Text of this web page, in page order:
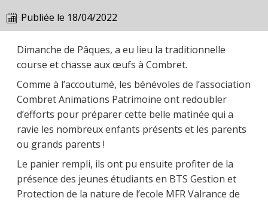
Publiée le 18/04/2022
Dimanche de Pâques, a eu lieu la traditionnelle
course et chasse aux œufs à Combret.
Comme à l’accoutumé, les bénévoles de l’association
Combret Animations Patrimoine ont redoubler
d’efforts pour préparer cette belle matinée qui a
ravie les nombreux enfants présents et les parents
ou grands parents !
Le panier rempli, ils ont pu ensuite profiter de la
présence des jeunes étudiants en BTS Gestion et
Protection de la nature de l’ecole MFR Valrance de